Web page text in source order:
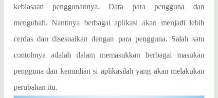
kebiasaan penggunannya. Data para pengguna dan
mengubah.Nantinya berbagai aplikasi akan menjadi lebih
cerdas dan disesuaikan dengan para pengguna. Salah satu
contohnya adalah dalam memasukkan berbagai masukan
pengguna dan kemudian si aplikasilah yang akan melakukan
perubahan itu.